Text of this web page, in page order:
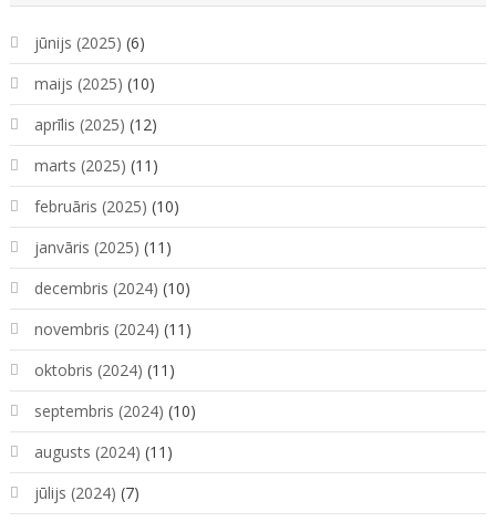
jūnijs (2025) (6)
maijs (2025) (10)
aprīlis (2025) (12)
marts (2025) (11)
februāris (2025) (10)
janvāris (2025) (11)
decembris (2024) (10)
novembris (2024) (11)
oktobris (2024) (11)
septembris (2024) (10)
augusts (2024) (11)
jūlijs (2024) (7)